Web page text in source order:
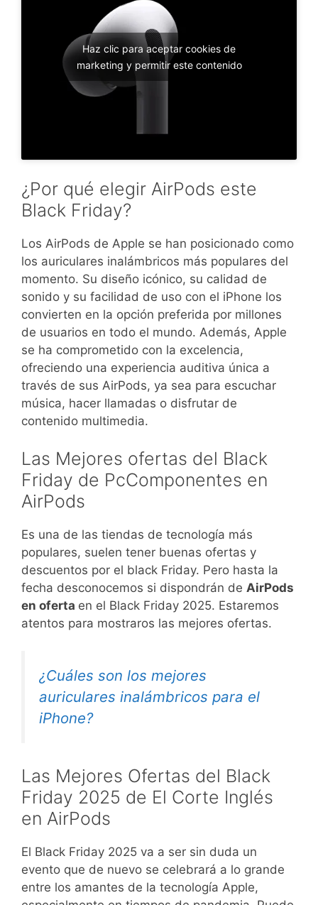
Haz clic para aceptar cookies de
marketing y permitir este contenido
¿Por qué elegir AirPods este
Black Friday?
Los AirPods de Apple se han posicionado como
los auriculares inalámbricos más populares del
momento. Su diseño icónico, su calidad de
sonido y su facilidad de uso con el iPhone los
convierten en la opción preferida por millones
de usuarios en todo el mundo. Además, Apple
se ha comprometido con la excelencia,
ofreciendo una experiencia auditiva única a
través de sus AirPods, ya sea para escuchar
música, hacer llamadas o disfrutar de
contenido multimedia.
Las Mejores ofertas del Black
Friday de PcComponentes en
AirPods
Es una de las tiendas de tecnología más
populares, suelen tener buenas ofertas y
descuentos por el black Friday. Pero hasta la
fecha desconocemos si dispondrán de AirPods
en oferta en el Black Friday 2025. Estaremos
atentos para mostraros las mejores ofertas.
¿Cuáles son los mejores
auriculares inalámbricos para el
iPhone?
Las Mejores Ofertas del Black
Friday 2025 de El Corte Inglés
en AirPods
El Black Friday 2025 va a ser sin duda un
evento que de nuevo se celebrará a lo grande
entre los amantes de la tecnología Apple,